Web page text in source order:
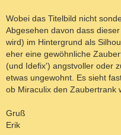
Wobei das Titelbild nicht
Abgesehen davon dass
wird) im Hintergrund als
eher eine gewöhnliche
(und Idefix') angstvoller oder
etwas ungewohnt. Es sieht
ob Miraculix den Zaubertrank
Gruß
Erik